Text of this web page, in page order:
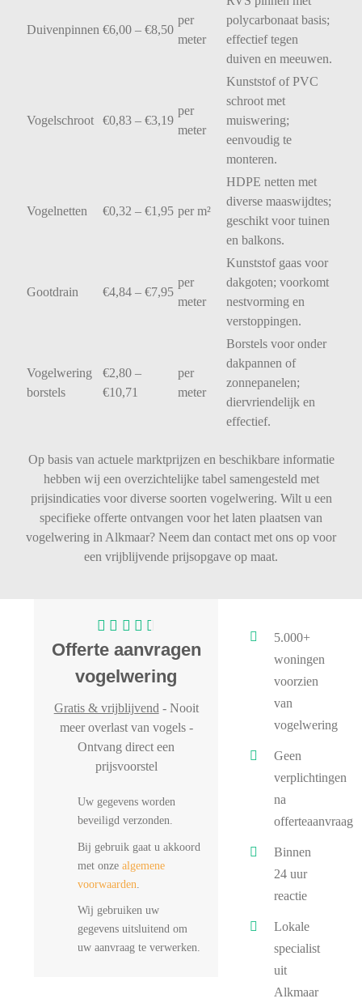
Duivenpinnen €6,00 – €8,50
per
meter
polycarbonaat basis;
effectieftegen
duiven en meeuwen.
Vogelschroot €0,83 – €3,19
per
meter
KunststofofPVC
schroot met
muiswering;
eenvoudig te
monteren.
Vogelnetten €0,32 – €1,95 per m²
HDPE netten met
diverse maaswijdtes;
geschikt voor tuinen
en balkons.
Gootdrain €4,84 – €7,95
per
meter
Kunststof gaas voor
dakgoten; voorkomt
nestvorming en
verstoppingen.
Vogelwering
borstels
€2,80 –
€10,71
per
meter
Borstels voor onder
dakpannen of
zonnepanelen;
diervriendelijk en
effectief.
Op basis van actuele marktprijzen en beschikbare informatie
hebben wij een overzichtelijke tabel samengesteld met
prijsindicaties voor diverse soorten vogelwering. Wilt u een
specifieke offerte ontvangen voor het laten plaatsen van
vogelwering in Alkmaar? Neem dan contact met ons op voor
een vrijblijvende prijsopgave op maat.
Offerte aanvragen
vogelwering
Gratis & vrijblijvend - Nooit
meer overlast van vogels -
Ontvang direct een
prijsvoorstel
Uw gegevens worden
beveiligd verzonden.
Bij gebruik gaat u akkoord
met onze algemene
voorwaarden
Wij gebruiken uw
gegevens uitsluitend om
uw aanvraag te verwerken.
5.000+
woningen
voorzien
van
vogelwering
Geen
verplichtingen
na
offerteaanvraag
Binnen
24 uur
reactie
Lokale
specialist
uit
Alkmaar